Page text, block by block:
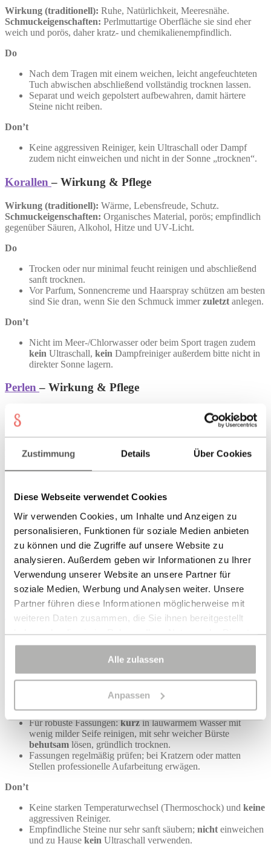
Zustimmung Details Über Cookies
Diese Webseite verwendet Cookies
Wir verwenden Cookies, um Inhalte und Anzeigen zu
personalisieren, Funktionen für soziale Medien anbieten
zu können und die Zugriffe auf unsere Website zu
analysieren. Außerdem geben wir Informationen zu Ihrer
Verwendung unserer Website an unsere Partner für
soziale Medien, Werbung und Analysen weiter. Unsere
Partner führen diese Informationen möglicherweise mit
weiteren Daten zusammen, die Sie ihnen bereitgestellt
haben oder die sie im Rahmen Ihrer Nutzung der Dienste
gesammelt haben.
Bei bestimmten Diensten wie Google Analytics kann eine
Speicherung von Daten in Drittländern, wie z.B. USA,
Alle zulassen
Anpassen
Wirkung (traditionell): Ruhe, Natürlichkeit, Meeresnähe.
Schmuckeigenschaften: Perlmuttartige Oberfläche sie sind eher
weich und porös, daher kratz‑ und chemikalienempfindlich.
Do
Nach dem Tragen mit einem weichen, leicht angefeuchteten
Tuch abwischen abschließend vollständig trocknen lassen.
Separat und weich gepolstert aufbewahren, damit härtere
Steine nicht reiben.
Don’t
Keine aggressiven Reiniger, kein Ultraschall oder Dampf
zudem nicht einweichen und nicht in der Sonne „trocknen“.
Korallen– Wirkung & Pflege
Wirkung (traditionell): Wärme, Lebensfreude, Schutz.
Schmuckeigenschaften: Organisches Material, porös; empfindlich
gegenüber Säuren, Alkohol, Hitze und UV‑Licht.
Do
Trocken oder nur minimal feucht reinigen und abschließend
sanft trocknen.
Vor Parfum, Sonnencreme und Haarspray schützen am besten
sind Sie dran, wenn Sie den Schmuck immerzuletzt anlegen.
Don’t
Nicht im Meer‑/Chlorwasser oder beim Sport tragen zudem
kein Ultraschall, kein Dampfreiniger außerdem bitte nicht in
direkter Sonne lagern.
Perlen– Wirkung & Pflege
Schmuckeigenschaften:
Weich (organisch), empfindlich gegenüber
Nach dem Tragen mit einem leichtfeuchtenweichen Tuch
Perlenstränge je nach Tragehäufigkeit regelmäßig
Separatlagern (Beutel/Fach), fern von Feuchtigkeit und
Sonne.
Don’t
Nicht einweichen
, keine Bäder; Ultraschall,kein
Dampf,keineaggressiven Reiniger.
Nicht beim Duschen, Schwimmen oder Sport tragen.
Edelsteine– Wirkung & Pflege
Wirkung (traditionell):Je nach Stein (z. B. Aventurin =
Gelassenheit, Rosenquarz = Sanftheit, Onyx = Klarheit).
Mineralische Steine mit unterschiedlicher
Härte; viele Quarze sind alltagstauglich. Empfindliche Ausnahmen
(z. B.Opal,Türkis,Lapislazuli) benötigen besondere Vorsicht.
Für robuste Fassungen:kurzin lauwarmem Wasser mit
wenig milder Seife reinigen, mit sehr weicher Bürste
behutsam lösen, gründlich trocknen.
Fassungen regelmäßig prüfen; bei Kratzern oder matten
Stellen professionelle Aufarbeitung erwägen.
Don’t
Keine starken Temperaturwechsel (Thermoschock) und keine
aggressiven Reiniger.
Empfindliche Steine nur sehr sanft säubern; nichteinweichen
und zu Hause kein Ultraschall verwenden.